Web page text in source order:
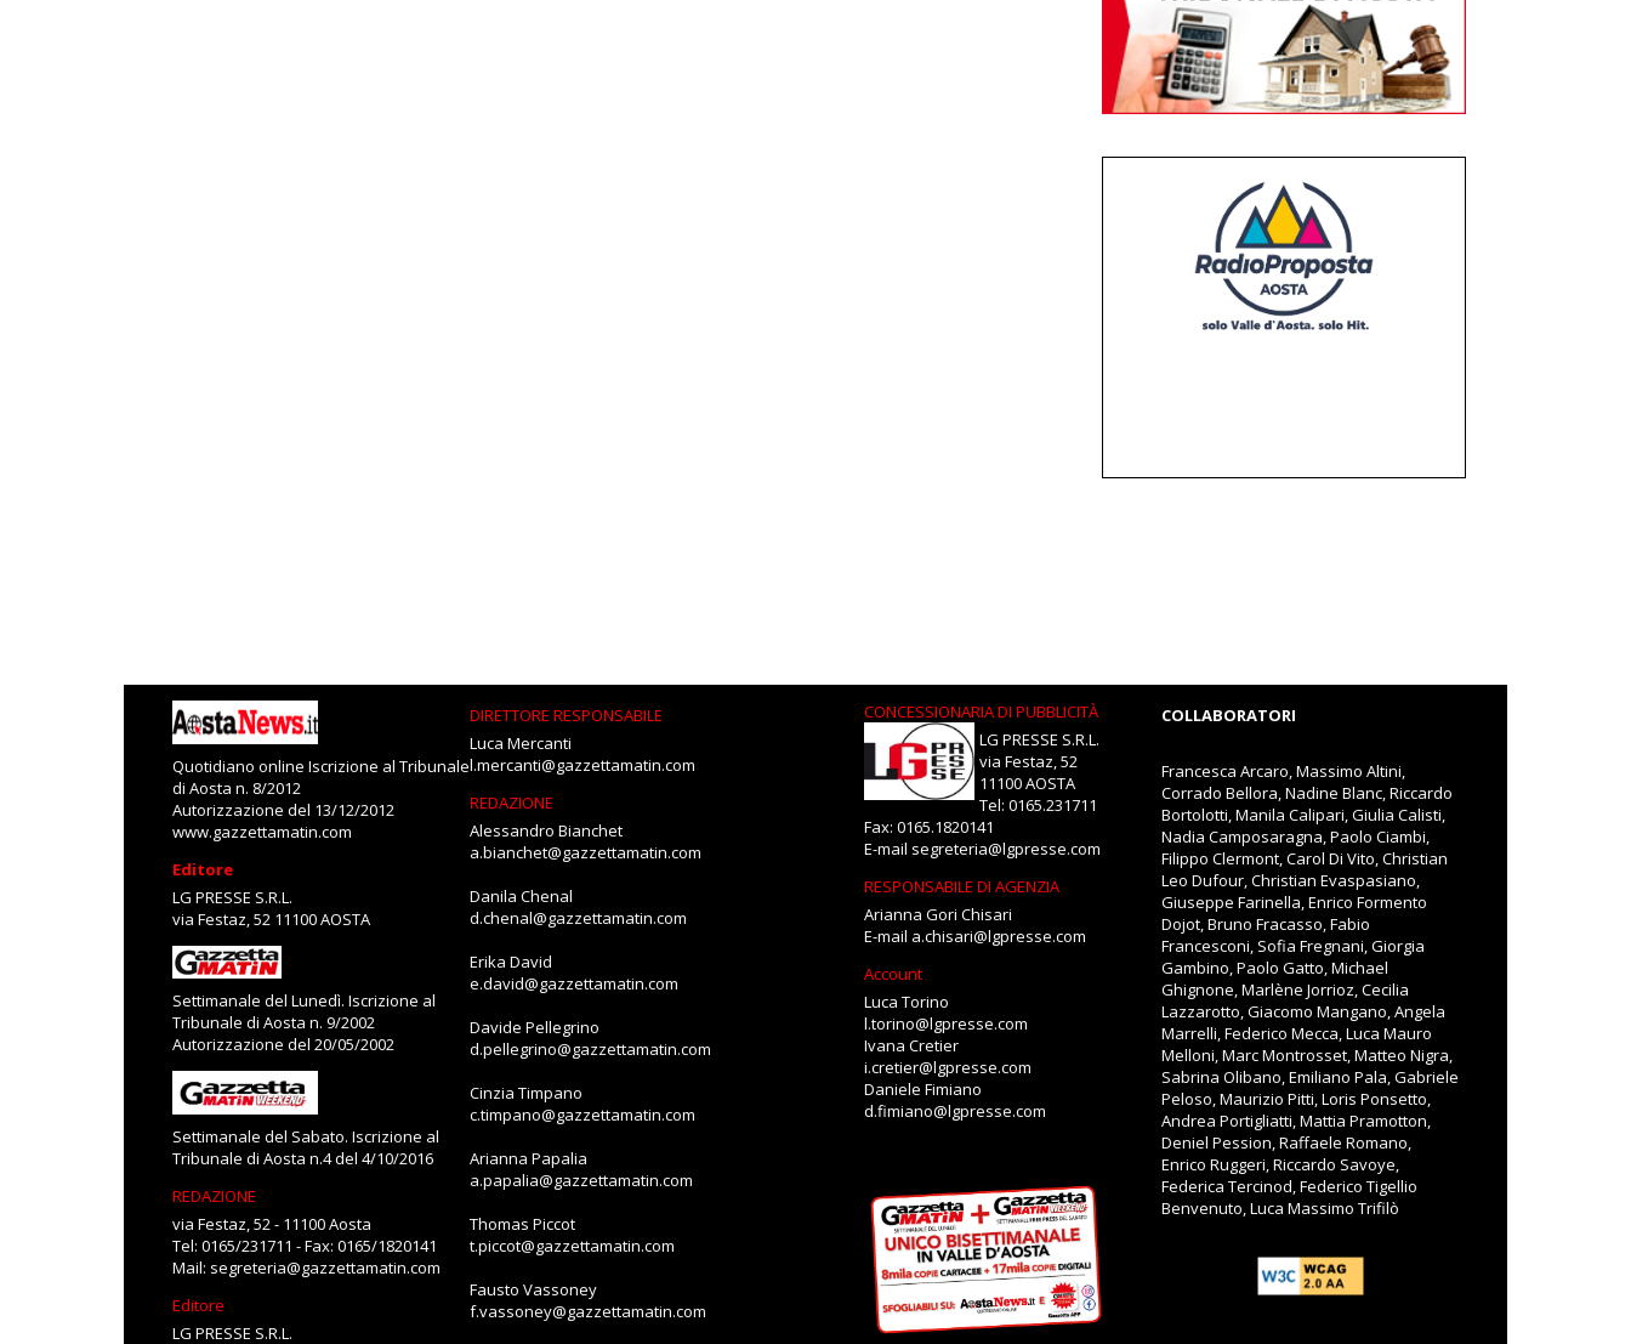
Quotidiano online Iscrizione al Tribunale
di Aosta n. 8/2012
Autorizzazione del 13/12/2012
www.gazzettamatin.com
Editore
LG PRESSE S.R.L.
via Festaz, 52 11100 AOSTA
Settimanale del Lunedì. Iscrizione al
Tribunale di Aosta n. 9/2002
Autorizzazione del 20/05/2002
Settimanale del Sabato. Iscrizione al
Tribunale di Aosta n.4 del 4/10/2016
REDAZIONE
via Festaz, 52 - 11100 Aosta
Tel: 0165/231711 - Fax: 0165/1820141
Mail: segreteria@gazzettamatin.com
Editore
LG PRESSE S.R.L.
DIRETTORE RESPONSABILE
Luca Mercanti
l.mercanti@gazzettamatin.com
REDAZIONE
Alessandro Bianchet
a.bianchet@gazzettamatin.com
Danila Chenal
d.chenal@gazzettamatin.com
Erika David
e.david@gazzettamatin.com
Davide Pellegrino
d.pellegrino@gazzettamatin.com
Cinzia Timpano
c.timpano@gazzettamatin.com
Arianna Papalia
a.papalia@gazzettamatin.com
Thomas Piccot
t.piccot@gazzettamatin.com
Fausto Vassoney
f.vassoney@gazzettamatin.com
CONCESSIONARIA DI PUBBLICITÀ
LG PRESSE S.R.L.
via Festaz, 52
11100 AOSTA
Tel: 0165.231711
Fax: 0165.1820141
E-mail segreteria@lgpresse.com
RESPONSABILE DI AGENZIA
Arianna Gori Chisari
E-mail a.chisari@lgpresse.com
Account
Luca Torino
l.torino@lgpresse.com
Ivana Cretier
i.cretier@lgpresse.com
Daniele Fimiano
d.fimiano@lgpresse.com
COLLABORATORI
Francesca Arcaro, Massimo Altini,
Corrado Bellora, Nadine Blanc, Riccardo
Bortolotti, Manila Calipari, Giulia Calisti,
Nadia Camposaragna, Paolo Ciambi,
Filippo Clermont, Carol Di Vito, Christian
Leo Dufour, Christian Evaspasiano,
Giuseppe Farinella, Enrico Formento
Dojot, Bruno Fracasso, Fabio
Francesconi, Sofia Fregnani, Giorgia
Gambino, Paolo Gatto, Michael
Ghignone, Marlène Jorrioz, Cecilia
Lazzarotto, Giacomo Mangano, Angela
Marrelli, Federico Mecca, Luca Mauro
Melloni, Marc Montrosset, Matteo Nigra,
Sabrina Olibano, Emiliano Pala, Gabriele
Peloso, Maurizio Pitti, Loris Ponsetto,
Andrea Portigliatti, Mattia Pramotton,
Deniel Pession, Raffaele Romano,
Enrico Ruggeri, Riccardo Savoye,
Federica Tercinod, Federico Tigellio
Benvenuto, Luca Massimo Trifilò